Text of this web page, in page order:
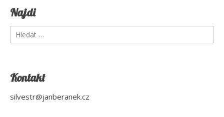
Najdi
Vyhledávání
Kontakt
silvestr@janberanek.cz